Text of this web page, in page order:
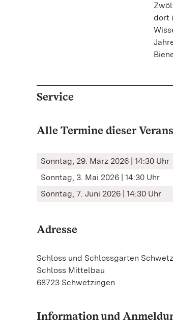
dort
Service
Alle Termine dieser
Sonntag, 29. März 2026 | 14:30 Uhr
Sonntag, 3. Mai 2026 | 14:30 Uhr
Sonntag, 7. Juni 2026 | 14:30 Uhr
Adresse
Schloss und Schlossgarten
Schloss Mittelbau
68723 Schwetzingen
Information und